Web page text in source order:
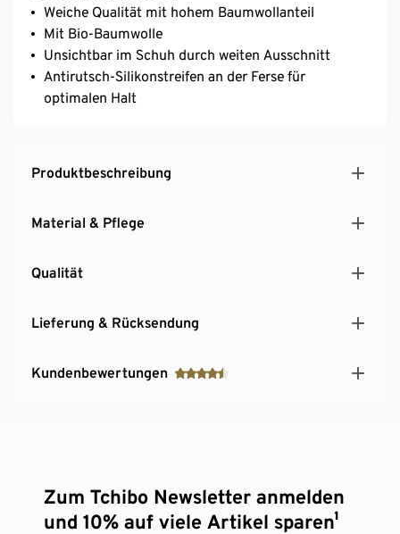
Weiche Qualität mit hohem Baumwollanteil
Mit Bio-Baumwolle
Unsichtbar im Schuh durch weiten Ausschnitt
Antirutsch-Silikonstreifen an der Ferse für
optimalen Halt
Produktbeschreibung
Material & Pflege
Qualität
Lieferung & Rücksendung
Kundenbewertungen
Zum Tchibo Newsletter anmelden
und 10% auf viele Artikel sparen¹